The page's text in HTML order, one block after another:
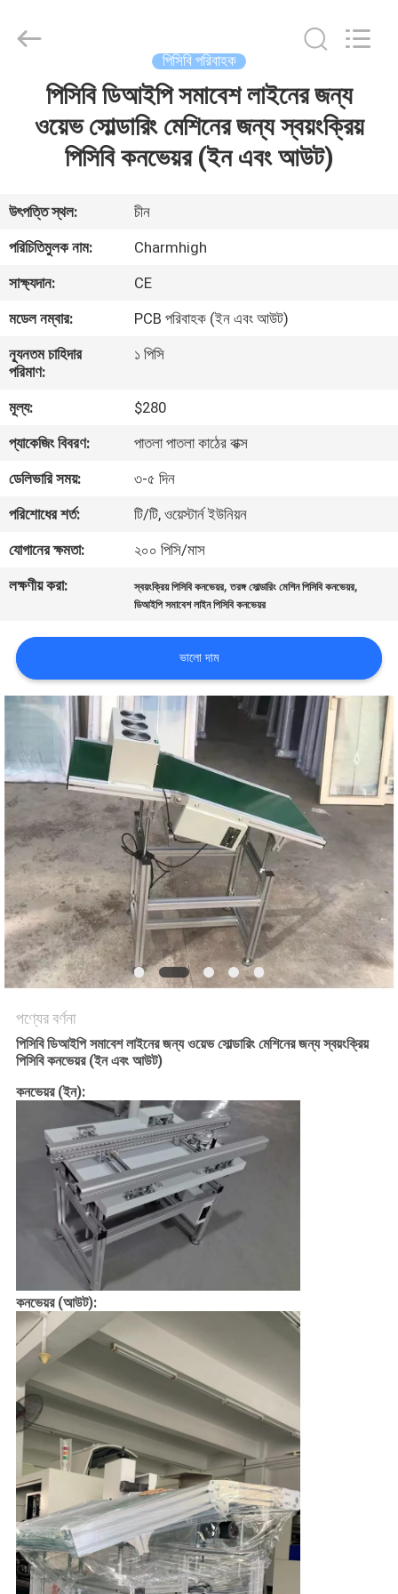
ভিডিও
সম্পর্কে
কারখানা
মান
নিয়ন্ত্রণ
সাথে
যোগাযোগ
খবর
SHOPPING
ON
LINE
সাইটম্যাপ
গোপনীয়তা
নীতি
TECHNOLOGY
LIMITED.
পিসিবি পরিবাহক
পিসিবি ডিআইপি সমাবেশ লাইনের জন্য
ওয়েভ সোল্ডারিং মেশিনের জন্য স্বয়ংক্রিয়
পিসিবি কনভেয়র (ইন এবং আউট)
উৎপত্তি স্থল:
চীন
পরিচিতিমুলক নাম:
Charmhigh
সাক্ষ্যদান:
CE
মডেল নম্বার:
PCB পরিবাহক (ইন এবং আউট)
ন্যূনতম চাহিদার
পরিমাণ:
১ পিসি
মূল্য:
$280
প্যাকেজিং বিবরণ:
পাতলা পাতলা কাঠের বাক্স
ডেলিভারি সময়:
৩-৫ দিন
পরিশোধের শর্ত:
টি/টি, ওয়েস্টার্ন ইউনিয়ন
যোগানের ক্ষমতা:
২০০ পিসি/মাস
লক্ষণীয় করা:
স্বয়ংক্রিয় পিসিবি কনভেয়র,তরঙ্গ সোল্ডারিং মেশিন পিসিবি কনভেয়র,
ডিআইপি সমাবেশ লাইন পিসিবি কনভেয়র
ভালো দাম
পণ্যের বর্ণনা
পিসিবি ডিআইপি সমাবেশ লাইনের জন্য ওয়েভ সোল্ডারিং মেশিনের জন্য স্বয়ংক্রিয়
পিসিবি কনভেয়র (ইন এবং আউট)
কনভেয়র (ইন):
কনভেয়র (আউট):